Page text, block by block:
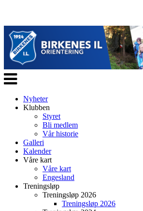
Veksle
navigasjon
Nyheter
Klubben
Styret
Bli medlem
Vår historie
Galleri
Kalender
Våre kart
Våre kart
Engesland
Treningsløp
Treningsløp 2026
Treningsløp 2026